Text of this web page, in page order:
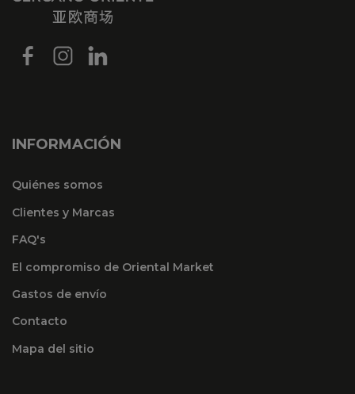
INFORMACIÓN
Quiénes somos
Clientes y Marcas
FAQ's
El compromiso de Oriental Market
Gastos de envío
Contacto
Mapa del sitio